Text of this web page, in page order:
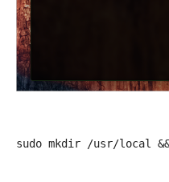
sudo mkdir /usr/local